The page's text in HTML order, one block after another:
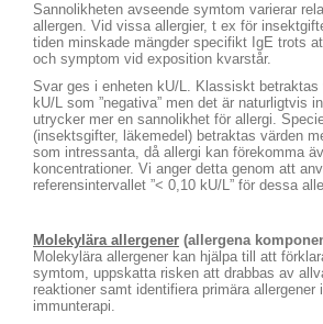
Sannolikheten avseende symtom varierar
allergen. Vid vissa allergier, t ex för
tiden minskade mängder specifikt IgE trots
och symptom vid exposition kvarstår.
Svar ges i enheten kU/L. Klassiskt betraktas
kU/L som ”negativa” men det är naturligtvis
utrycker mer en sannolikhet för allergi.
(insektsgifter, läkemedel) betraktas värden
som intressanta, då allergi kan förekomma
koncentrationer. Vi anger detta genom att
referensintervallet ”< 0,10 kU/L” för dessa
Molekylära allergener (allergena
Molekylära allergener kan hjälpa till att
symtom, uppskatta risken att drabbas av
reaktioner samt identifiera primära allergener
immunterapi.